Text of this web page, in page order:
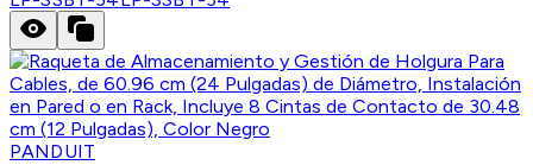
PANDUIT